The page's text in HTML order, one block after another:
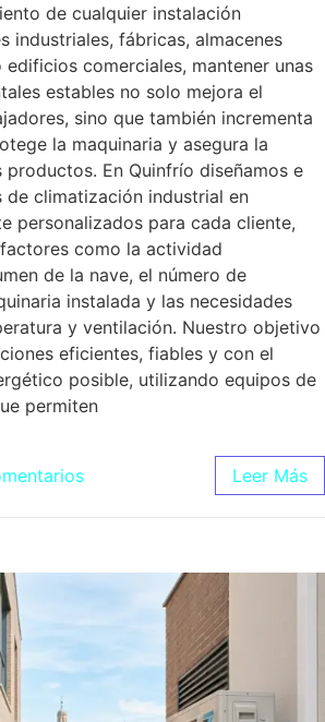
de cualquier instalación
industriales, fábricas, almacenes
comerciales, mantener unas
estables no solo mejora el
sino que también incrementa
la maquinaria y asegura la
En Quinfrío diseñamos e
de climatización industrial en
personalizados para cada cliente,
como la actividad
de la nave, el número de
instalada y las necesidades
y ventilación. Nuestro objetivo
eficientes, fiables y con el
posible, utilizando equipos de
permiten
Leer Más